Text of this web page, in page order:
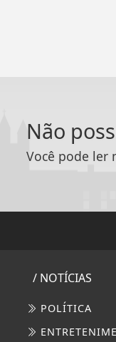
Não
Você pode ler
/ NOTÍCIAS
POLÍTICA